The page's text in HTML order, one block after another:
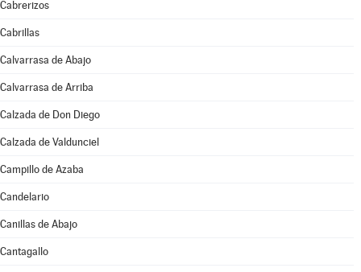
Cabrerizos
Cabrillas
Calvarrasa de Abajo
Calvarrasa de Arriba
Calzada de Don Diego
Calzada de Valdunciel
Campillo de Azaba
Candelario
Canillas de Abajo
Cantagallo